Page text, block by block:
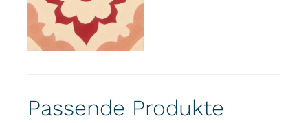
Passende Produkte